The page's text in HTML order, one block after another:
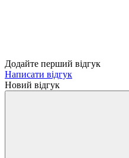
Додайте перший відгук
Написати відгук
Новий відгук